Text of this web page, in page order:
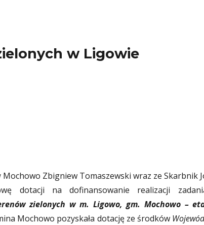
w Ligowie
Mochowo Zbigniew Tomaszewski wraz ze Skarbnik
dotacji na dofinansowanie realizacji
zielonych w m. Ligowo, gm. Mochowo –
Mochowo pozyskała dotację ze środków